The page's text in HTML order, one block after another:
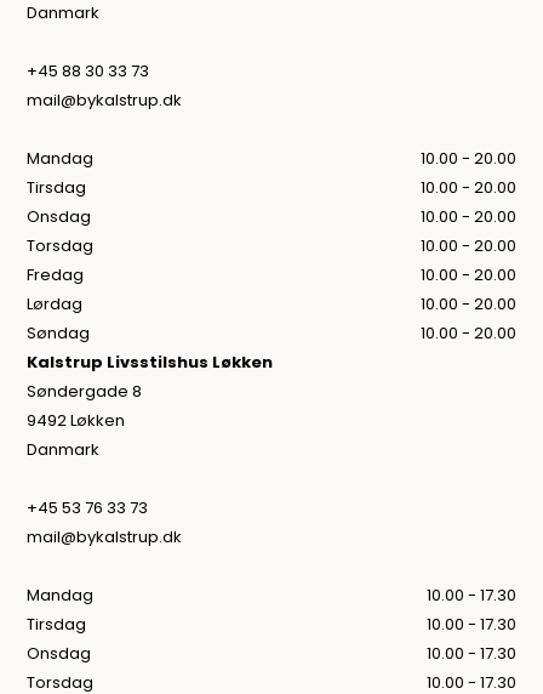
Danmark
+45 88 30 33 73
mail@bykalstrup.dk
Mandag
10.00 - 20.00
Tirsdag
10.00 - 20.00
Onsdag
10.00 - 20.00
Torsdag
10.00 - 20.00
Fredag
10.00 - 20.00
Lørdag
10.00 - 20.00
Søndag
10.00 - 20.00
Kalstrup Livsstilshus Løkken
Søndergade 8
9492 Løkken
Danmark
+45 53 76 33 73
mail@bykalstrup.dk
Mandag
10.00 - 17.30
Tirsdag
10.00 - 17.30
Onsdag
10.00 - 17.30
Torsdag
10.00 - 17.30